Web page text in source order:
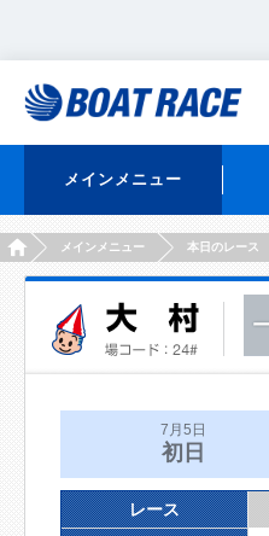
メインメニュー
HOMEメインメニュー 本日のレース
7月5日
初日
レース